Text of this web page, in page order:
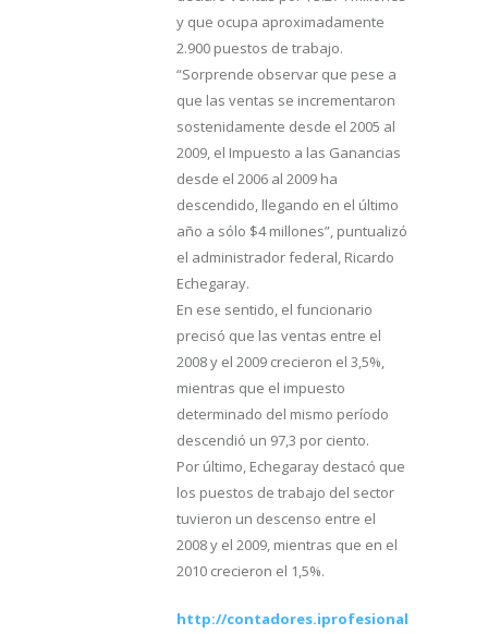
y que ocupa aproximadamente
2.900 puestos de trabajo.
“Sorprende observar que pese a
que las ventas se incrementaron
sostenidamente desde el 2005 al
2009, el Impuesto a las Ganancias
desde el 2006 al 2009 ha
descendido, llegando en el último
año a sólo $4 millones”, puntualizó
el administrador federal, Ricardo
Echegaray.
En ese sentido, el funcionario
precisó que las ventas entre el
2008 y el 2009 crecieron el 3,5%,
mientras que el impuesto
determinado del mismo período
descendió un 97,3 por ciento.
Por último, Echegaray destacó que
los puestos de trabajo del sector
tuvieron un descenso entre el
2008 y el 2009, mientras que en el
2010 crecieron el 1,5%.
http://contadores.iprofesional.com/